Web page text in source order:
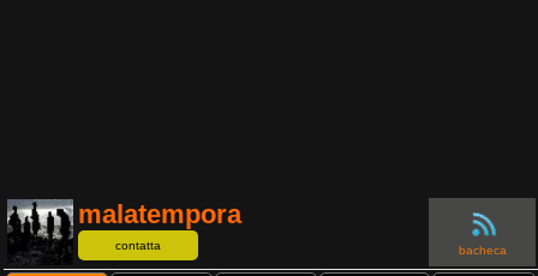
malatempora
contatta bacheca